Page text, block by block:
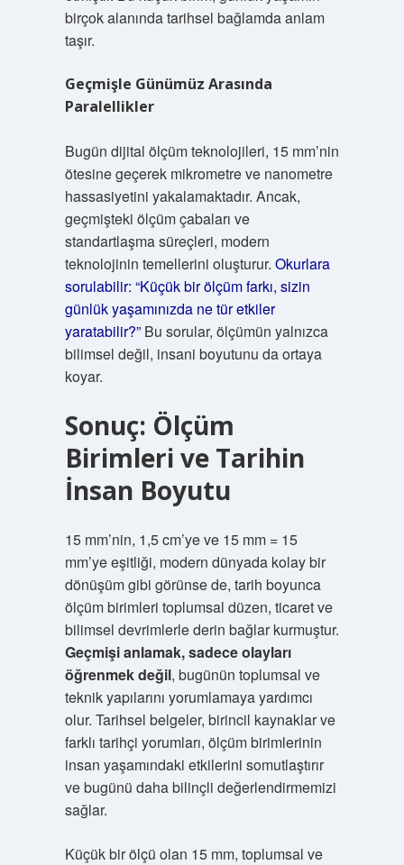
birçok alanında tarihsel bağlamda anlam
taşır.
Geçmişle Günümüz Arasında
Paralellikler
Bugün dijital ölçüm teknolojileri, 15 mm’nin
ötesine geçerek mikrometre ve nanometre
hassasiyetini yakalamaktadır. Ancak,
geçmişteki ölçüm çabaları ve
standartlaşma süreçleri, modern
teknolojinin temellerini oluşturur. Okurlara
sorulabilir: “Küçük bir ölçüm farkı, sizin
günlük yaşamınızda ne tür etkiler
yaratabilir?”Bu sorular, ölçümün yalnızca
bilimsel değil, insani boyutunu da ortaya
koyar.
Sonuç: Ölçüm
Birimleri ve Tarihin
İnsan Boyutu
15 mm’nin, 1,5 cm’ye ve 15 mm = 15
mm’ye eşitliği, modern dünyada kolay bir
dönüşüm gibi görünse de, tarih boyunca
ölçüm birimleri toplumsal düzen, ticaret ve
bilimsel devrimlerle derin bağlar kurmuştur.
Geçmişi anlamak, sadece olayları
öğrenmek değil, bugünün toplumsal ve
teknik yapılarını yorumlamaya yardımcı
olur. Tarihsel belgeler, birincil kaynaklar ve
farklı tarihçi yorumları, ölçüm birimlerinin
insan yaşamındaki etkilerini somutlaştırır
ve bugünü daha bilinçli değerlendirmemizi
sağlar.
Küçük bir ölçü olan 15 mm, toplumsal ve